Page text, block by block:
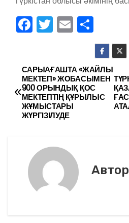
F
a
e
b
o
o
T
w
er
E
m
l
О
тп
р
а
в
и
Н
а
в
САРЫАҒАШТА «ЖАЙЛЫ
МЕКТЕП» ЖОБАСЫМЕН
900 ОРЫНДЫҚ ҚОС
МЕКТЕПТІҢ ҚҰРЫЛЫС
ЖҰМЫСТАРЫ
ЖҮРГІЗІЛУДЕ